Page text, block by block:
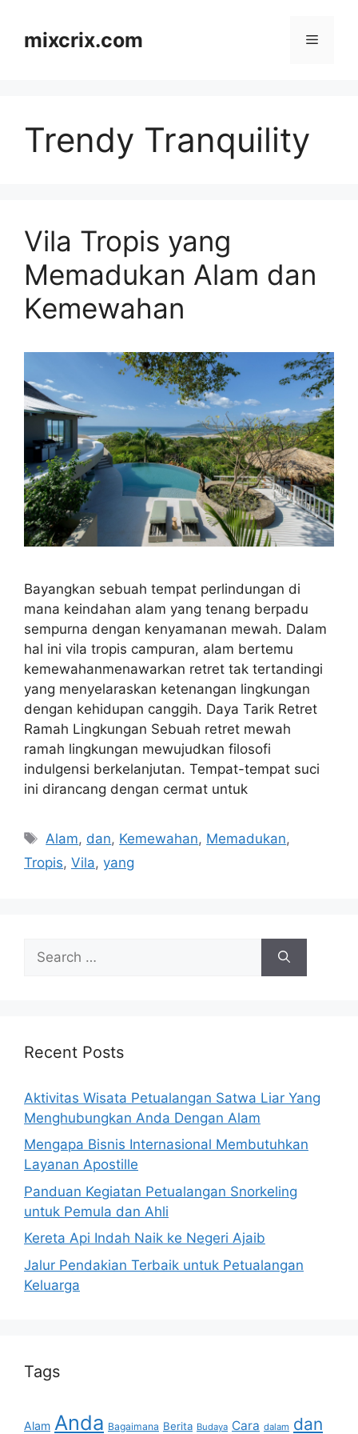
contentmixcrix.com Menu
Trendy Tranquility
Vila Tropis yang
Memadukan Alam dan
Kemewahan
Bayangkan sebuah tempat perlindungan di
mana keindahan alam yang tenang berpadu
sempurna dengan kenyamanan mewah. Dalam
hal ini vila tropis campuran, alam bertemu
kemewahanmenawarkan retret tak tertandingi
yang menyelaraskan ketenangan lingkungan
dengan kehidupan canggih. Daya Tarik Retret
Ramah Lingkungan Sebuah retret mewah
ramah lingkungan mewujudkan filosofi
indulgensi berkelanjutan. Tempat-tempat suci
ini dirancang dengan cermat untuk
Tags
Alam, dan, Kemewahan, Memadukan,
Tropis, Vila, yang
for:
Recent Posts
Aktivitas Wisata Petualangan Satwa Liar Yang
Menghubungkan Anda Dengan Alam
Mengapa Bisnis Internasional Membutuhkan
Layanan Apostille
Panduan Kegiatan Petualangan Snorkeling
untuk Pemula dan Ahli
Kereta Api Indah Naik ke Negeri Ajaib
Jalur Pendakian Terbaik untuk Petualangan
Keluarga
Tags
Alam Anda Bagaimana Berita Budaya Cara dalam dan